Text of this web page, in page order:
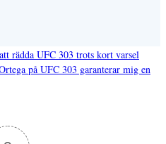
rädda UFC 303 trots kort varsel
på UFC 303 garanterar mig en